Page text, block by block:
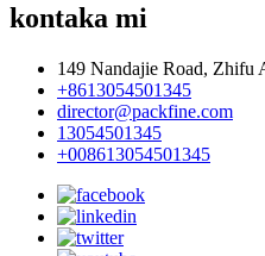
kontaka mi
149 Nandajie Road, Zhifu
+8613054501345
director@packfine.com
13054501345
+008613054501345